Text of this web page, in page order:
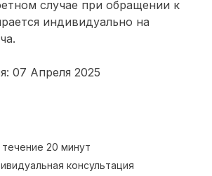
случае при обращении к
индивидуально на
07 Апреля 2025
20 минут
консультация